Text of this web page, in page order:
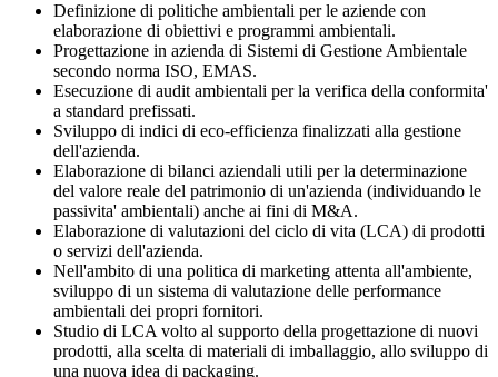
Definizione di politiche ambientali per le aziende con
elaborazione di obiettivi e programmi ambientali.
Progettazione in azienda di Sistemi di Gestione Ambientale
secondo norma ISO, EMAS.
Esecuzione di audit ambientali per la verifica della conformita'
a standard prefissati.
Sviluppo di indici di eco-efficienza finalizzati alla gestione
dell'azienda.
Elaborazione di bilanci aziendali utili per la determinazione
del valore reale del patrimonio di un'azienda (individuando le
passivita' ambientali) anche ai fini di M&A.
Elaborazione di valutazioni del ciclo di vita (LCA) di prodotti
o servizi dell'azienda.
Nell'ambito di una politica di marketing attenta all'ambiente,
sviluppo di un sistema di valutazione delle performance
ambientali dei propri fornitori.
Studio di LCA volto al supporto della progettazione di nuovi
prodotti, alla scelta di materiali di imballaggio, allo sviluppo di
una nuova idea di packaging.